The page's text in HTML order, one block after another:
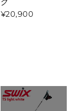
¥20,900